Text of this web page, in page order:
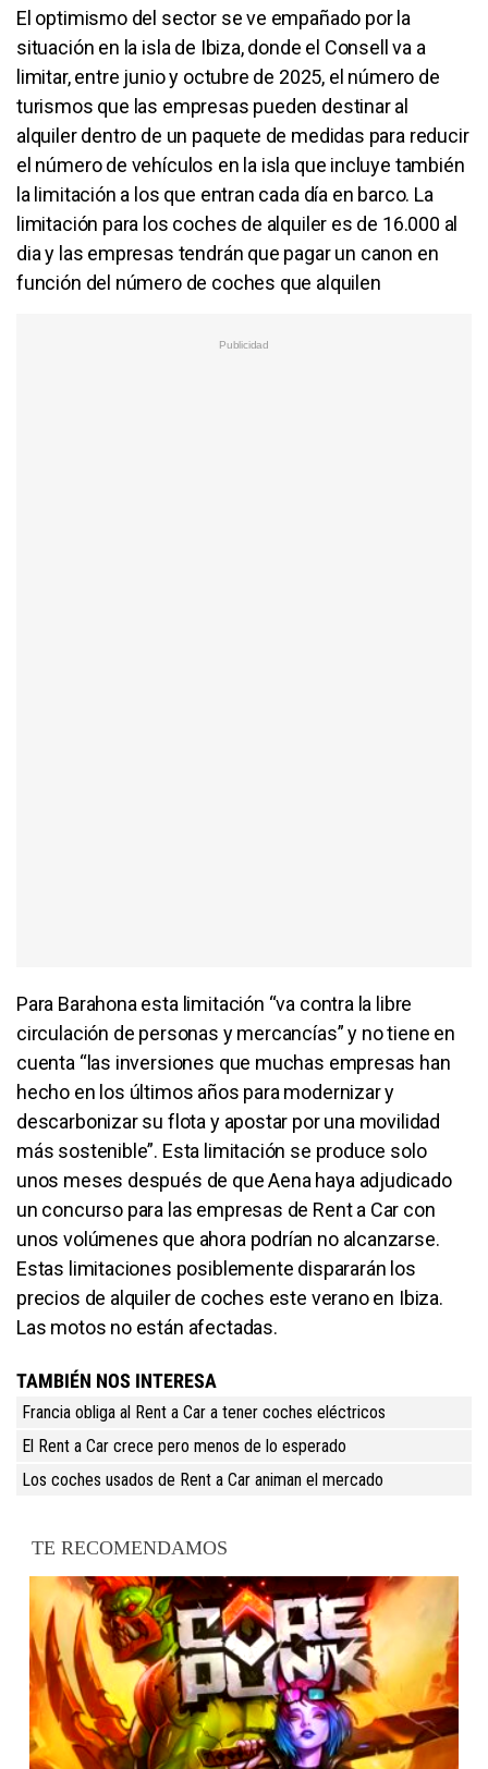
El optimismo del sector se ve empañado por la
situación en la isla de Ibiza, donde el Consell va a
limitar, entre junio y octubre de 2025, el número de
turismos que las empresas pueden destinar al
alquiler dentro de un paquete de medidas para reducir
el número de vehículos en la isla que incluye también
la limitación a los que entran cada día en barco. La
limitación para los coches de alquiler es de 16.000 al
dia y las empresas tendrán que pagar un canon en
función del número de coches que alquilen
Para Barahona esta limitación “va contra la libre
circulación de personas y mercancías” y no tiene en
cuenta “las inversiones que muchas empresas han
hecho en los últimos años para modernizar y
descarbonizar su flota y apostar por una movilidad
más sostenible”. Esta limitación se produce solo
unos meses después de que Aena haya adjudicado
un concurso para las empresas de Rent a Car con
unos volúmenes que ahora podrían no alcanzarse.
Estas limitaciones posiblemente dispararán los
precios de alquiler de coches este verano en Ibiza.
Las motos no están afectadas.
TAMBIÉN NOS INTERESA
Francia obliga al Rent a Car a tener coches eléctricos
El Rent a Car crece pero menos de lo esperado
Los coches usados de Rent a Car animan el mercado
TE RECOMENDAMOS